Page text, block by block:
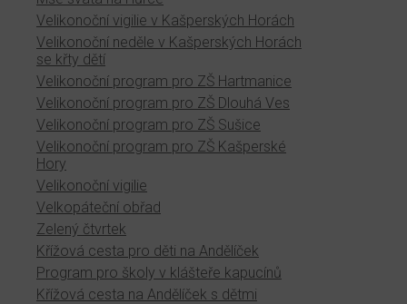
Velikonoční vigilie v Kašperských Horách
Velikonoční neděle v Kašperských Horách
se křty dětí
Velikonoční program pro ZŠ Hartmanice
Velikonoční program pro ZŠ Dlouhá Ves
Velikonoční program pro ZŠ Sušice
Velikonoční program pro ZŠ Kašperské
Hory
Velikonoční vigilie
Velkopáteční obřad
Zelený čtvrtek
Křížová cesta pro děti na Andělíček
Program pro školy v klášteře kapucínů
Křížová cesta na Andělíček s dětmi